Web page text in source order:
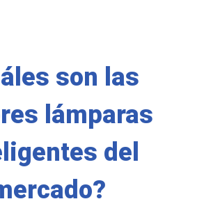
son las
lámparas
del